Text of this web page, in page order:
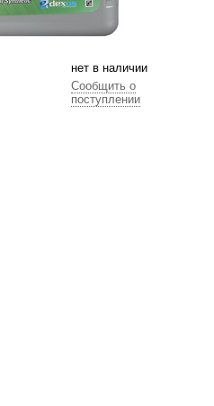
нет в наличии
Сообщить о
поступлении